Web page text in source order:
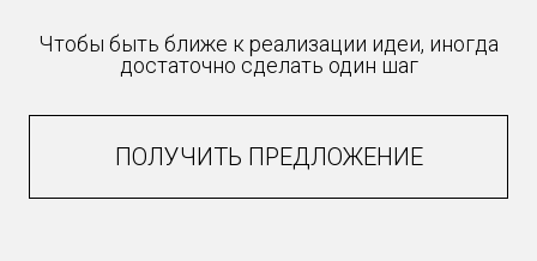
Чтобы быть ближе к реализации идеи, иногда
достаточно сделать один шаг
ПОЛУЧИТЬ ПРЕДЛОЖЕНИЕ